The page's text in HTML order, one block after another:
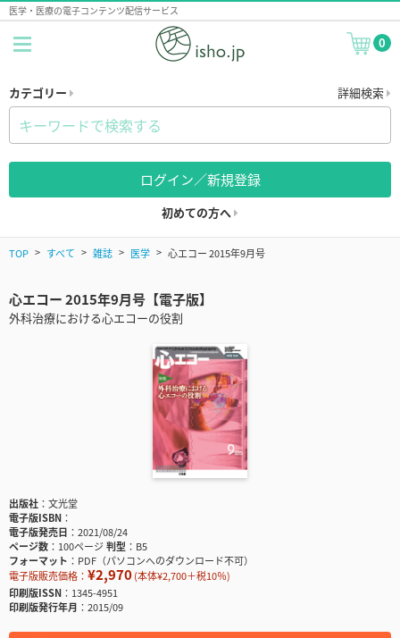
医学・医療の電子コンテンツ配信サービス
0
カテゴリー 詳細検索
ログイン／新規登録
初めての方へ
TOP すべて 雑誌 医学 心エコー 2015年9月号
心エコー 2015年9月号【電子版】
外科治療における心エコーの役割
出版社
文光堂
電子版ISBN
電子版発売日
2021/08/24
ページ数
100ページ判型
B5
フォーマット
PDF（パソコンへのダウンロード不可）
電子版販売価格： ¥2,970(本体¥2,700＋税10％)
印刷版ISSN
1345-4951
印刷版発行年月
2015/09